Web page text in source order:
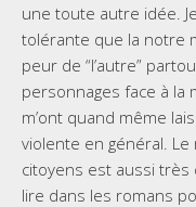
une toute autre idée.
tolérante que la notre
peur de “l’autre”
personnages face à la
m’ont quand même
violente en général.
citoyens est aussi très
lire dans les romans